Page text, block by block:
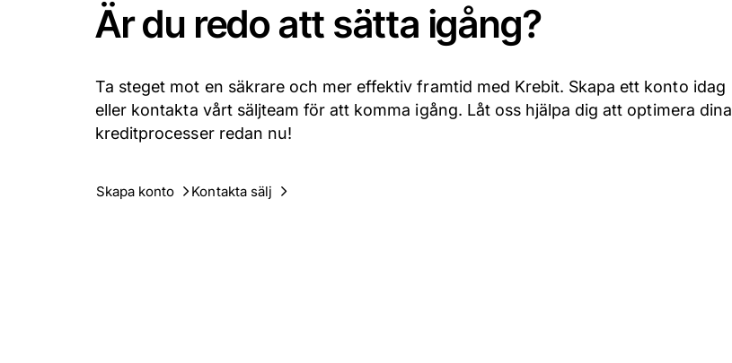
Är du redo att sätta igång?
Ta steget mot en säkrare och mer effektiv framtid med Krebit. Skapa ett konto idag
eller kontakta vårt säljteam för att komma igång. Låt oss hjälpa dig att optimera dina
kreditprocesser redan nu!
Skapa konto Kontakta sälj